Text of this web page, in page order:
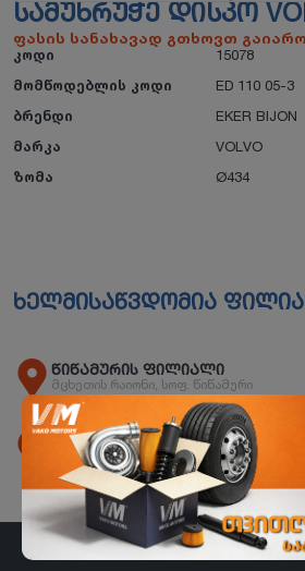
ᲡᲐᲛᲣᲮᲠᲣᲭᲔ ᲓᲘᲡᲙᲝ
ფასის სანახავად გთხოვთ
კოდი
15078
მომწოდებლის კოდი
ED 110 05-3
ბრენდი
EKER BIJON
მარკა
VOLVO
ზომა
Ø434
ხელმისაწვდომია
წიწამურის ფილიალი
მცხეთის რაიონი, სოფ. წიწამური
ორხევის ფილიალი
ორხევის დასახლება, ჩანტლაძის N15